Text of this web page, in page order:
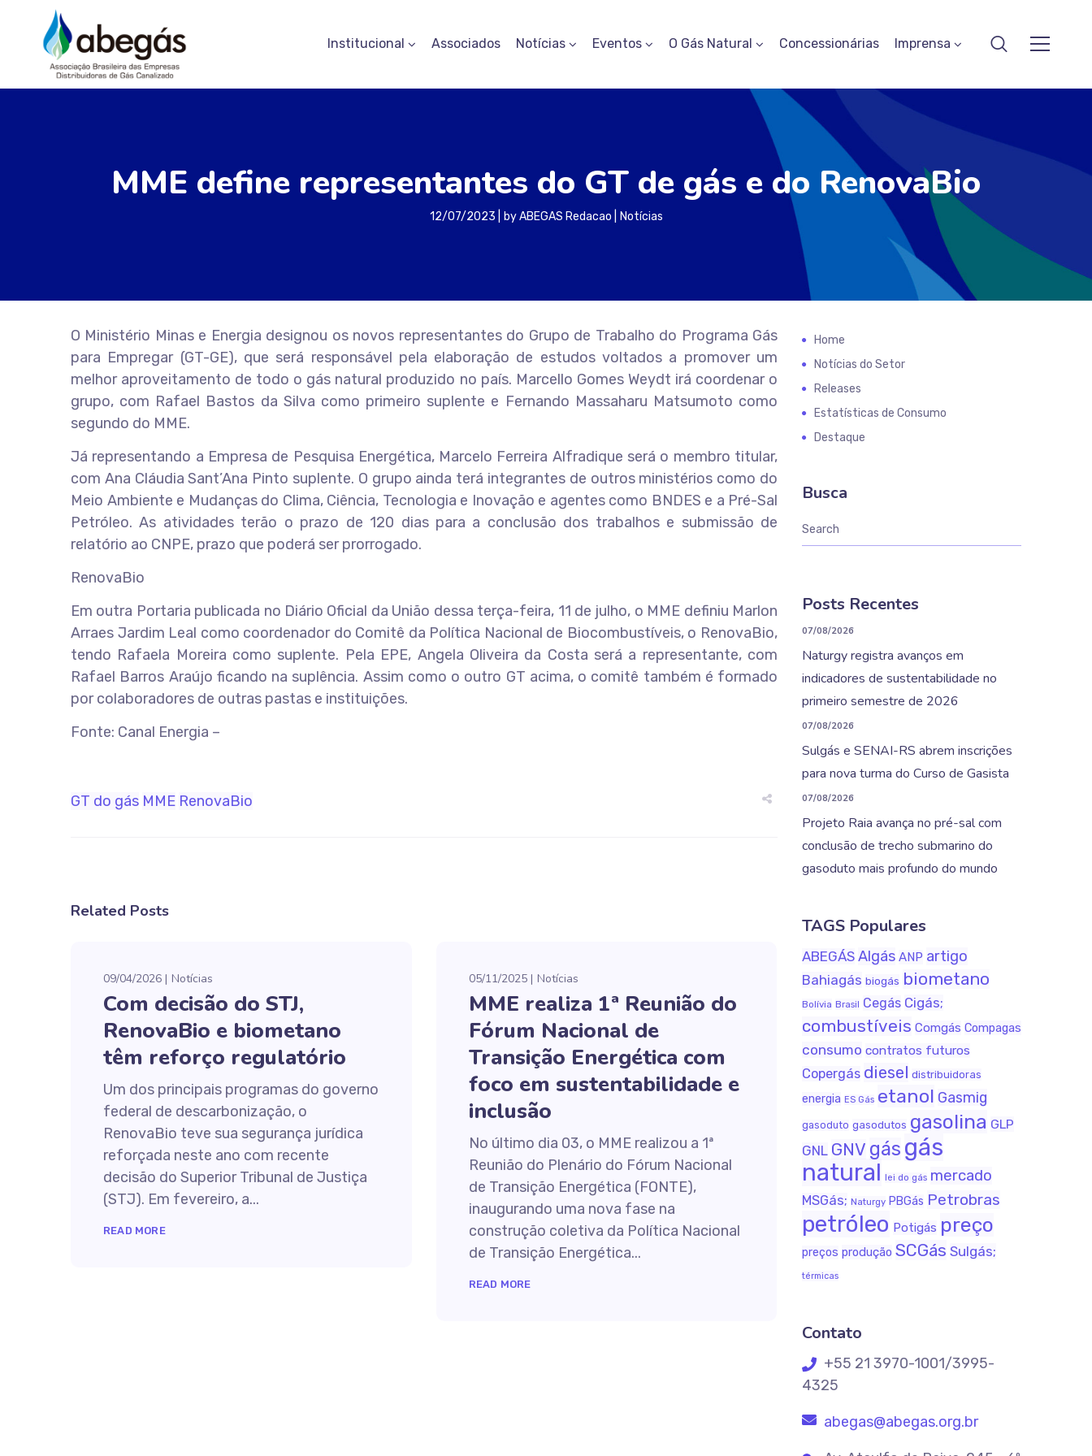
Institucional Associados Notícias Eventos O Gás Natural Concessionárias Imprensa
MME define representantes do GT de gás e do RenovaBio
12/07/2023 byABEGAS Redacao Notícias
O Ministério Minas e Energia designou os novos representantes do Grupo de Trabalho do Programa Gás
para Empregar (GT-GE), que será responsável pela elaboração de estudos voltados a promover um
melhor aproveitamento de todo o gás natural produzido no país. Marcello Gomes Weydt irá coordenar o
grupo, com Rafael Bastos da Silva como primeiro suplente e Fernando Massaharu Matsumoto como
segundo do MME.
Já representando a Empresa de Pesquisa Energética, Marcelo Ferreira Alfradique será o membro titular,
com Ana Cláudia Sant’Ana Pinto suplente. O grupo ainda terá integrantes de outros ministérios como do
Meio Ambiente e Mudanças do Clima, Ciência, Tecnologia e Inovação e agentes como BNDES e a Pré-Sal
Petróleo. As atividades terão o prazo de 120 dias para a conclusão dos trabalhos e submissão de
relatório ao CNPE, prazo que poderá ser prorrogado.
RenovaBio
Em outra Portaria publicada no Diário Oficial da União dessa terça-feira, 11 de julho, o MME definiu Marlon
Arraes Jardim Leal como coordenador do Comitê da Política Nacional de Biocombustíveis, o RenovaBio,
tendo Rafaela Moreira como suplente. Pela EPE, Angela Oliveira da Costa será a representante, com
Rafael Barros Araújo ficando na suplência. Assim como o outro GT acima, o comitê também é formado
por colaboradores de outras pastas e instituições.
Fonte: Canal Energia –
GT do gás MME RenovaBio
Related Posts
09/04/2026 Notícias
Com decisão do STJ,
RenovaBio e biometano
têm reforço regulatório
Um dos principais programas do governo
federal de descarbonização, o
RenovaBio teve sua segurança jurídica
reforçada neste ano com recente
decisão do Superior Tribunal de Justiça
(STJ). Em fevereiro, a...
READ MORE
05/11/2025 Notícias
MME realiza 1ª Reunião do
Fórum Nacional de
Transição Energética com
foco em sustentabilidade e
inclusão
No último dia 03, o MME realizou a 1ª
Reunião do Plenário do Fórum Nacional
de Transição Energética (FONTE),
inaugurando uma nova fase na
construção coletiva da Política Nacional
de Transição Energética...
READ MORE
Home
Notícias do Setor
Releases
Estatísticas de Consumo
Destaque
Busca
Posts Recentes
07/08/2026
Naturgy registra avanços em
indicadores de sustentabilidade no
primeiro semestre de 2026
07/08/2026
Sulgás e SENAI-RS abrem inscrições
para nova turma do Curso de Gasista
07/08/2026
Projeto Raia avança no pré-sal com
conclusão de trecho submarino do
gasoduto mais profundo do mundo
TAGS Populares
ABEGÁS Algás ANP artigo
Bahiagás biogás biometano
Bolívia Brasil Cegás Cigás;
combustíveis Comgás Compagas
consumo contratos futuros
Copergás diesel distribuidoras
energia ES Gás etanol Gasmig
gasoduto gasodutos gasolina GLP
GNL GNV gás gás
natural lei do gás mercado
MSGás; Naturgy PBGás Petrobras
petróleo Potigás preço
preços produção SCGás Sulgás;
térmicas
Contato
+55 21 3970-1001/3995-
4325
abegas@abegas.org.br